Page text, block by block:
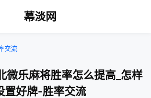
幕淡网
交流
微乐麻将胜率怎么提高_怎样
置好牌-胜率交流